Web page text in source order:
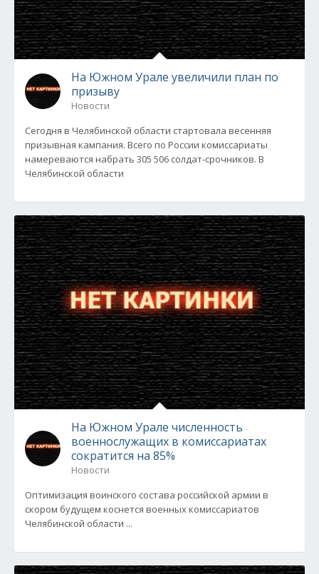
На Южном Урале увеличили план по
призыву
Новости
Сегодня в Челябинской области стартовала весенняя
призывная кампания. Всего по России комиссариаты
намереваются набрать 305 506 солдат-срочников. В
Челябинской области
На Южном Урале численность
военнослужащих в комиссариатах
сократится на 85%
Новости
Оптимизация воинского состава российской армии в
скором будущем коснется военных комиссариатов
Челябинской области ...